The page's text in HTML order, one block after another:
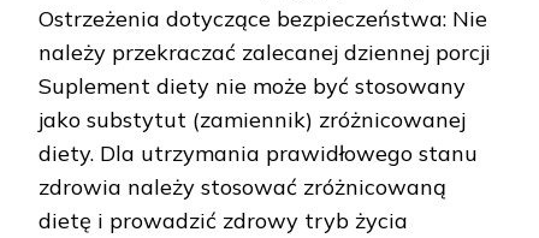
Ostrzeżenia dotyczące bezpieczeństwa: Nie
należy przekraczać zalecanej dziennej porcji
Suplement diety nie może być stosowany
jako substytut (zamiennik) zróżnicowanej
diety. Dla utrzymania prawidłowego stanu
zdrowia należy stosować zróżnicowaną
dietę i prowadzić zdrowy tryb życia